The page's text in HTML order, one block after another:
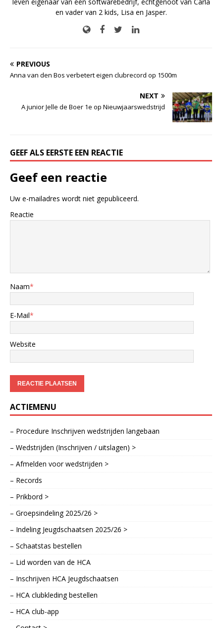
en vader van 2 kids, Lisa en Jasper.
PREVIOUS
Anna van den Bos verbetert eigen clubrecord op 1500m
NEXT
A junior Jelle de Boer 1e op Nieuwjaarswedstrijd
GEEF ALS EERSTE EEN REACTIE
Geef een reactie
Uw e-mailadres wordt niet gepubliceerd.
Reactie
Naam*
E-Mail*
Website
ACTIEMENU
– Procedure Inschrijven wedstrijden langebaan
– Wedstrijden (Inschrijven / uitslagen) >
– Afmelden voor wedstrijden >
– Records
– Prikbord >
– Groepsindeling 2025/26 >
– Indeling Jeugdschaatsen 2025/26 >
– Schaatstas bestellen
– Lid worden van de HCA
– Inschrijven HCA Jeugdschaatsen
– HCA clubkleding bestellen
– HCA club-app